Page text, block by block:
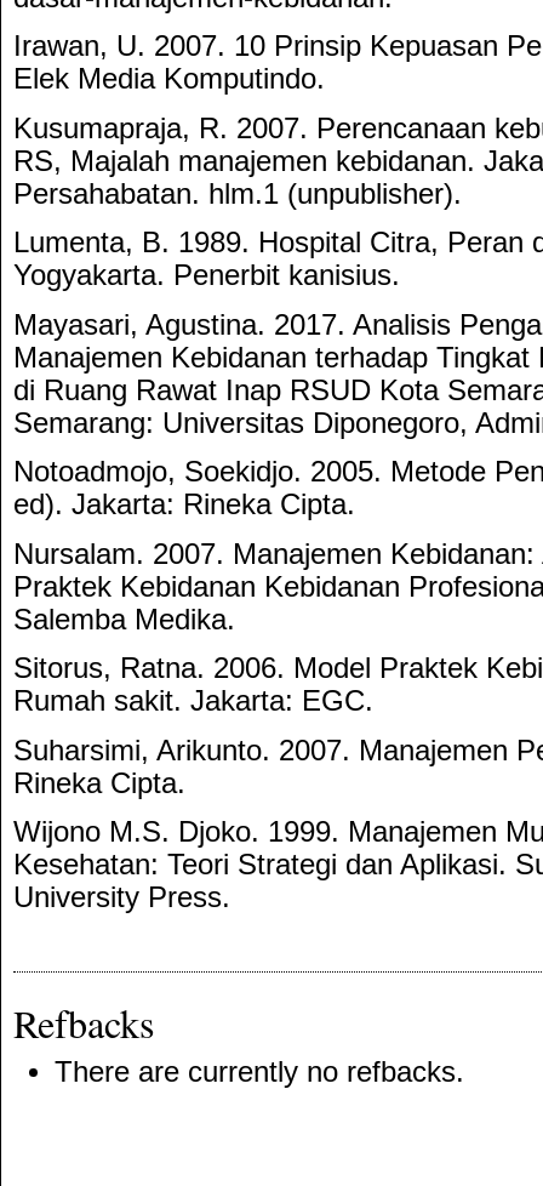
Irawan, U. 2007. 10 Prinsip Kepuasan
Elek Media Komputindo.
Kusumapraja, R. 2007. Perencanaan
RS, Majalah manajemen kebidanan.
Persahabatan. hlm.1 (unpublisher).
Lumenta, B. 1989. Hospital Citra, Peran
Yogyakarta. Penerbit kanisius.
Mayasari, Agustina. 2017. Analisis
Manajemen Kebidanan terhadap
di Ruang Rawat Inap RSUD Kota
Semarang: Universitas Diponegoro,
Notoadmojo, Soekidjo. 2005. Metode
ed). Jakarta: Rineka Cipta.
Nursalam. 2007. Manajemen
Praktek Kebidanan Kebidanan
Salemba Medika.
Sitorus, Ratna. 2006. Model Praktek
Rumah sakit. Jakarta: EGC.
Suharsimi, Arikunto. 2007. Manajemen
Rineka Cipta.
Wijono M.S. Djoko. 1999. Manajemen
Kesehatan: Teori Strategi dan Aplikasi.
University Press.
Refbacks
There are currently no refbacks.